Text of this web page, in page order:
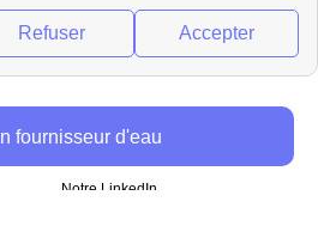
eau
💧 Comparer les fournisseurs
d’eau
Notre LinkedIn
fournisseur d'eau